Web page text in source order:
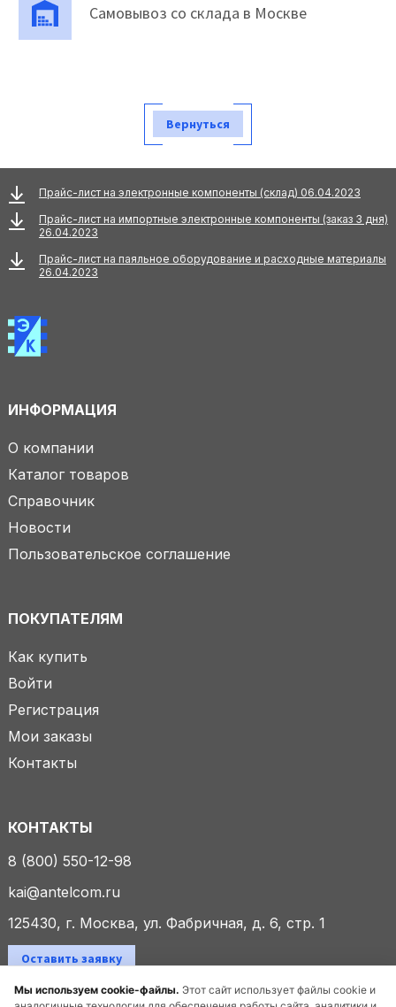
Мы используем cookie-файлы. Этот сайт использует файлы cookie и
Самовывоз со склада в Москве
Вернуться
Прайс-лист на электронные компоненты (склад) 06.04.2023
Прайс-лист на импортные электронные компоненты (заказ 3 дня)
26.04.2023
Прайс-лист на паяльное оборудование и расходные материалы
26.04.2023
ИНФОРМАЦИЯ
О компании
Каталог товаров
Справочник
Новости
Пользовательское соглашение
ПОКУПАТЕЛЯМ
Как купить
Войти
Регистрация
Мои заказы
Контакты
КОНТАКТЫ
8 (800) 550-12-98
kai@antelcom.ru
125430, г. Москва, ул. Фабричная, д. 6, стр. 1
Оставить заявку